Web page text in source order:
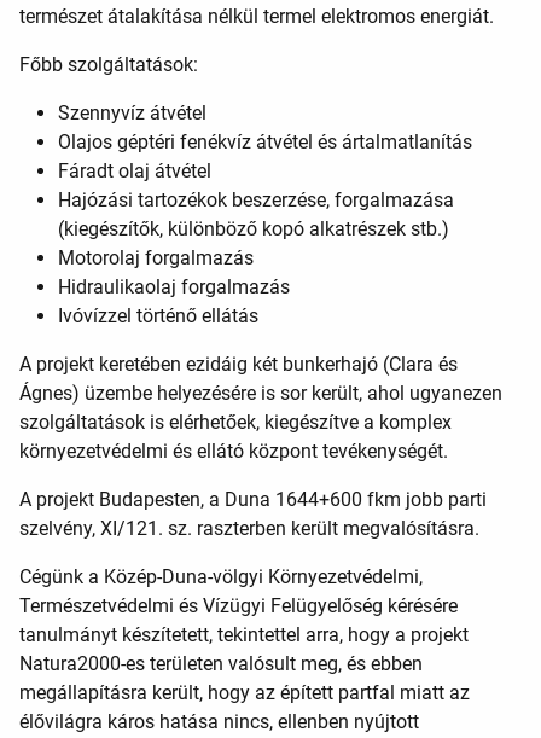
természet átalakítása nélkül termel elektromos energiát.
Főbb szolgáltatások:
Szennyvíz átvétel
Olajos géptéri fenékvíz átvétel és ártalmatlanítás
Fáradt olaj átvétel
Hajózási tartozékok beszerzése, forgalmazása
(kiegészítők, különböző kopó alkatrészek stb.)
Motorolaj forgalmazás
Hidraulikaolaj forgalmazás
Ivóvízzel történő ellátás
A projekt keretében ezidáig két bunkerhajó (Clara és
Ágnes) üzembe helyezésére is sor került, ahol ugyanezen
szolgáltatások is elérhetőek, kiegészítve a komplex
környezetvédelmi és ellátó központ tevékenységét.
A projekt Budapesten, a Duna 1644+600 fkm jobb parti
szelvény, XI/121. sz. raszterben került megvalósításra.
Cégünk a Közép-Duna-völgyi Környezetvédelmi,
Természetvédelmi és Vízügyi Felügyelőség kérésére
tanulmányt készítetett, tekintettel arra, hogy a projekt
Natura2000-es területen valósult meg, és ebben
megállapításra került, hogy az épített partfal miatt az
élővilágra káros hatása nincs, ellenben nyújtott